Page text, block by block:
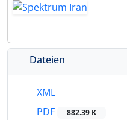
Dateien
XML
PDF
882.39 K